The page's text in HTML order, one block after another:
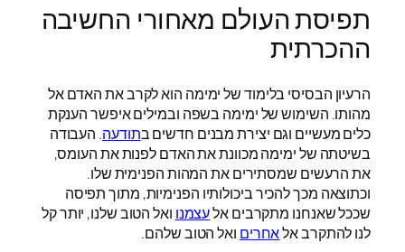
תפיסת העולם מאחורי החשיבה
ההכרתית
הרעיון הבסיסי בלימוד של ימימה הוא לקרב את האדם אל
מהותו. השימוש של ימימה בשפה ובמילים איפשר הענקת
כלים מעשיים וגם יצירת מבנים חדשים בתודעה. העבודה
בשיטתה של ימימה מכוונת את האדם לפנות את העומס,
את הרעשים שמסתירים את המהות הפנימית שלו.
וכתוצאה מכך להכיר ביכולותיו הפנימיות, מתוך תפיסה
שככל שאנחנו מתקרבים אלעצמנו ואל הטוב שלנו, יותר קל
לנו להתקרב אלאחרים ואל הטוב שלהם.